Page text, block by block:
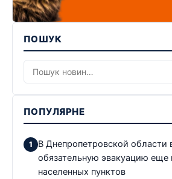
ПОШУК
ПОПУЛЯРНЕ
В Днепропетровской области
обязательную эвакуацию еще
населенных пунктов